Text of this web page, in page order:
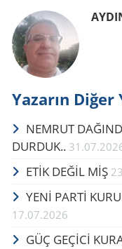
Yazarın Diğer
NEMRUT
DURDUK..
ETİK DEĞİL MİŞ
YENİ PARTİ
17.07.2026
GÜÇ GEÇİCİ